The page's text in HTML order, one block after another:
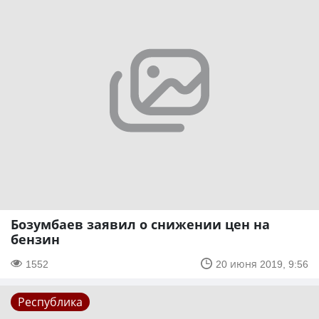
Бозумбаев заявил о снижении цен на
бензин
1552 20 июня 2019, 9:56
Республика